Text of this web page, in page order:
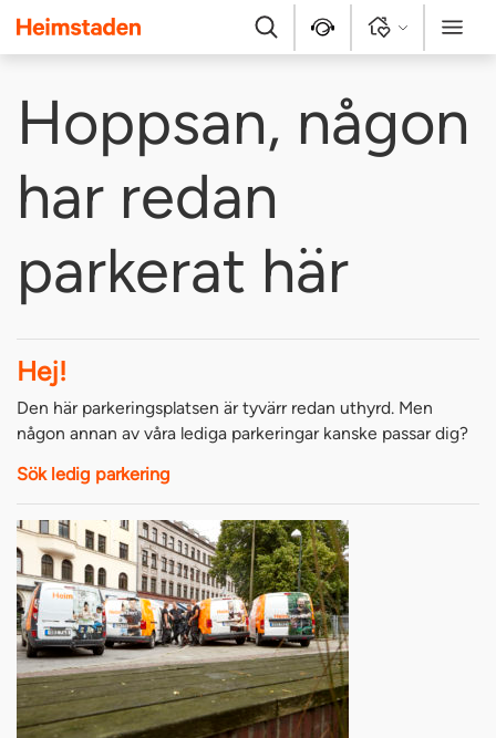
Heimstaden
Sök Kontakt Logga in Meny
Hoppsan, någon
har redan
parkerat här
Hej!
Den här parkeringsplatsen är tyvärr redan uthyrd. Men
någon annan av våra lediga parkeringar kanske passar dig?
Sök ledig parkering